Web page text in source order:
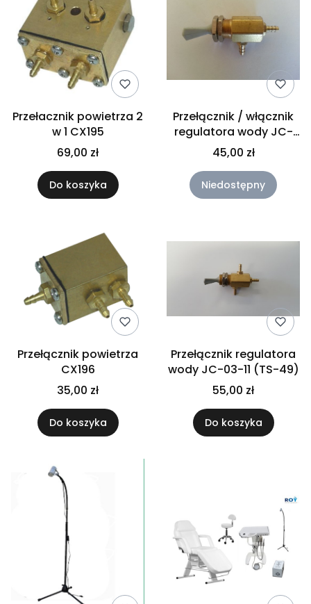
Przełacznik powietrza 2
w 1 CX195
69,00 zł
Do koszyka
Przełącznik / włącznik
regulatora wody JC-
03-11
45,00 zł
Niedostępny
Przełącznik powietrza
CX196
35,00 zł
Do koszyka
Przełącznik regulatora
wody JC-03-11 (TS-49)
55,00 zł
Do koszyka